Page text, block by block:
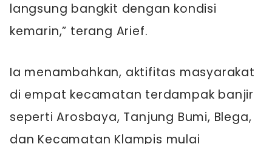
langsung bangkit dengan kondisi
kemarin,” terang Arief.
Ia menambahkan, aktifitas masyarakat
di empat kecamatan terdampak banjir
seperti Arosbaya, Tanjung Bumi, Blega,
dan Kecamatan Klampis mulai